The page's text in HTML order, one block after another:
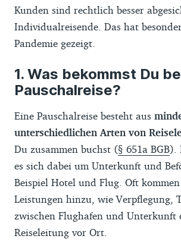
Kunden sind rechtlich besser
Individualreisende. Das hat
Pandemie gezeigt.
Was bekommst Du
Pauschalreise?
Eine Pauschalreise besteht aus
unterschiedlichen Arten von
Du zusammen buchst (§ 651a BGB).
es sich dabei um Unterkunft und
Beispiel Hotel und Flug. Oft
Leistungen hinzu, wie Verpflegung,
zwischen Flughafen und Unterkunft
Reiseleitung vor Ort.